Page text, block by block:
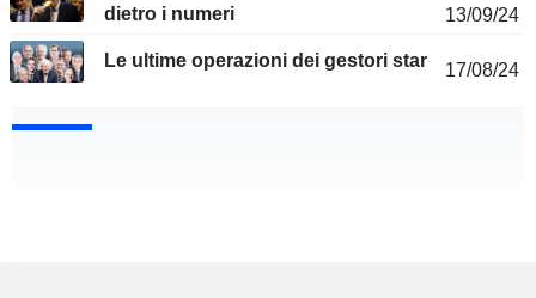
dietro i numeri
13/09/24
Le ultime operazioni dei gestori star 17/08/24